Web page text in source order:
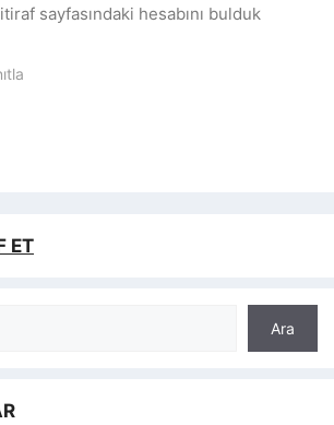
sayfasındaki hesabını bulduk
ET
Ara